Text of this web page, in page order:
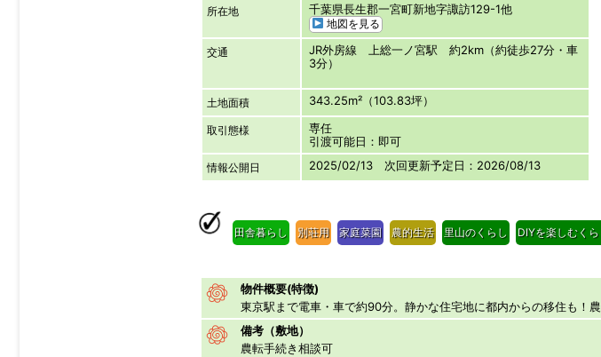
所在地 千葉県長生郡一宮町新地字諏訪129-1他
地図を見る
交通
JR外房線 上総一ノ宮駅 約2km（約徒歩27分・車
3分）
土地面積 343.25m²（103.83坪）
取引態様
専任
引渡可能日：即可
情報公開日 2025/02/13 次回更新予定日：2026/08/13
田舎暮らし 別荘用 家庭菜園 農的生活 里山のくらし DIYを楽しむくら
物件概要(特徴)
東京駅まで電車・車で約90分。静かな住宅地に都内からの移住も！
備考（敷地）
農転手続き相談可